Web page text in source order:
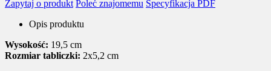
Zapytaj o produkt Poleć znajomemu Specyfikacja PDF
Opis produktu
Wysokość: 19,5 cm
Rozmiar tabliczki: 2x5,2 cm